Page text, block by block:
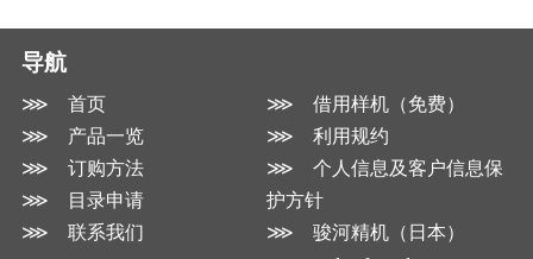
导航
⋙ 首页
⋙ 产品一览
⋙ 订购方法
⋙ 目录申请
⋙ 联系我们
⋙ 借用样机（免费）
⋙ 利用规约
⋙ 个人信息及客户信息保
护方针
⋙ 骏河精机（日本）